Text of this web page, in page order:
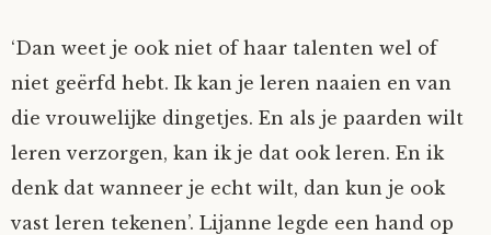
‘Dan weet je ook niet of haar talenten wel of
niet geërfd hebt. Ik kan je leren naaien en van
die vrouwelijke dingetjes. En als je paarden wilt
leren verzorgen, kan ik je dat ook leren. En ik
denk dat wanneer je echt wilt, dan kun je ook
vast leren tekenen’. Lijanne legde een hand op